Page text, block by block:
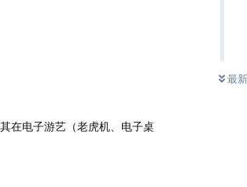
最
在电子游艺（老虎机、电子桌